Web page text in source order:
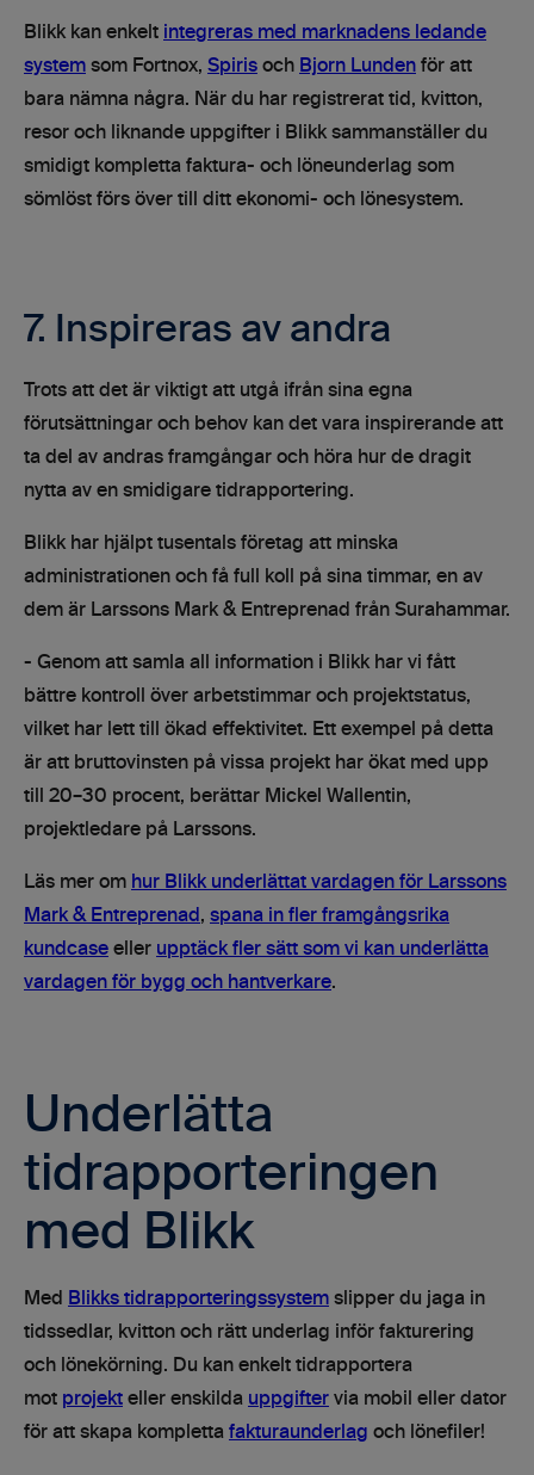
Blikk kan enkelt integreras med marknadens ledande
system som Fortnox, Spiris och Bjorn Lunden för att
bara nämna några. När du har registrerat tid, kvitton,
resor och liknande uppgifter i Blikk sammanställer du
smidigt kompletta faktura- och löneunderlag som
sömlöst förs över till ditt ekonomi- och lönesystem.
7. Inspireras av andra
Trots att det är viktigt att utgå ifrån sina egna
förutsättningar och behov kan det vara inspirerande att
ta del av andras framgångar och höra hur de dragit
nytta av en smidigare tidrapportering.
Blikk har hjälpt tusentals företag att minska
administrationen och få full koll på sina timmar, en av
dem är Larssons Mark & Entreprenad från Surahammar.
- Genom att samla all information i Blikk har vi fått
bättre kontroll över arbetstimmar och projektstatus,
vilket har lett till ökad effektivitet. Ett exempel på detta
är att bruttovinsten på vissa projekt har ökat med upp
till 20–30 procent, berättar Mickel Wallentin,
projektledare på Larssons.
Läs mer om hur Blikk underlättat vardagen för Larssons
Mark & Entreprenad, spana in fler framgångsrika
kundcase eller upptäck fler sätt som vi kan underlätta
vardagen för bygg och hantverkare.
Underlätta
tidrapporteringen
med Blikk
Med Blikks tidrapporteringssystem slipper du jaga in
tidssedlar, kvitton och rätt underlag inför fakturering
och lönekörning. Du kan enkelt tidrapportera
mot projekt eller enskilda uppgifter via mobil eller dator
för att skapa kompletta fakturaunderlag och lönefiler!